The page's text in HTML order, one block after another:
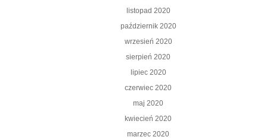
listopad 2020
październik 2020
wrzesień 2020
sierpień 2020
lipiec 2020
czerwiec 2020
maj 2020
kwiecień 2020
marzec 2020